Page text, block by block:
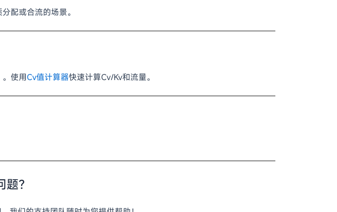
配或合流的场景。
使用Cv值计算器快速计算Cv/Kv和流量。
题?